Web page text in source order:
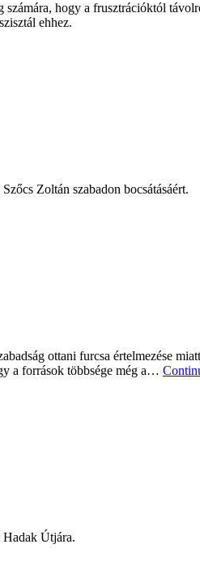
hogy a frusztrációktól
ehhez.
Zoltán szabadon bocsátásáért.
ottani furcsa értelmezése
a források többsége még a…
Hadak Útjára.